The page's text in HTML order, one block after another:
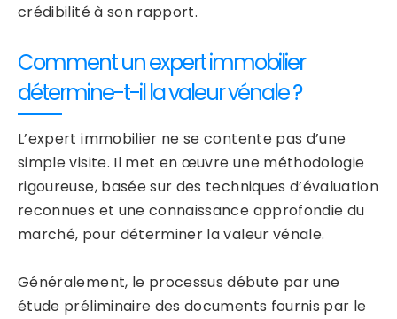
crédibilité à son rapport.
Comment un expert immobilier
détermine-t-il la valeur vénale ?
L’expert immobilier ne se contente pas d’une
simple visite. Il met en œuvre une méthodologie
rigoureuse, basée sur des techniques d’évaluation
reconnues et une connaissance approfondie du
marché, pour déterminer la valeur vénale.
Généralement, le processus débute par une
étude préliminaire des documents fournis par le